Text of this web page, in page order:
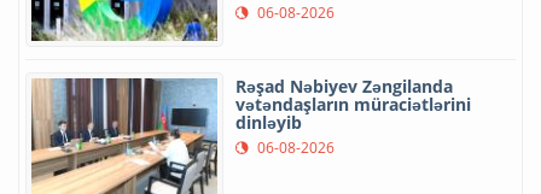
06-08-2026
Rəşad Nəbiyev Zəngilanda
vətəndaşların müraciətlərini
dinləyib
06-08-2026